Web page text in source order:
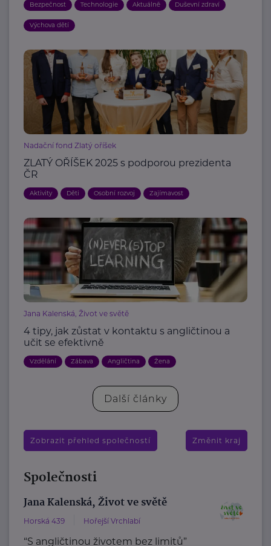
Bezpečnost Technologie Aktuálně Duševní zdraví
Výchova dětí
Nadační fond Zlatý oříšek
ZLATÝ OŘÍŠEK 2025 s podporou prezidenta
ČR
Aktivity Děti Osobní rozvoj Zajímavost
Jana Kalenská, Život ve světě
4 tipy, jak zůstat v kontaktu s angličtinou a
učit se efektivně
Vzdělání Zábava Angličtina Žena
Další články
Zobrazit přehled společností Změnit kraj
Společnosti
Jana Kalenská, Život ve světě
Horská 439 Hořejší Vrchlabí
“S angličtinou životem bez limitů”